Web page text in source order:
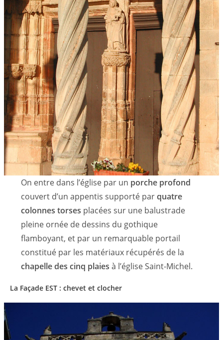
On entre dans l’église par un porche profond
couvert d’un appentis supporté parquatre
colonnes torses placées sur une balustrade
pleine ornée de dessins du gothique
flamboyant, et par un remarquable portail
constitué par les matériaux récupérés de la
chapelle des cinq plaies à l’église Saint-Michel.
La Façade EST : chevet et clocher